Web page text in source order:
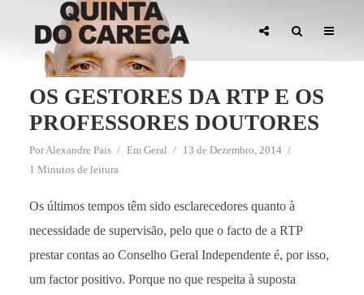
OS GESTORES DA RTP E OS
PROFESSORES DOUTORES
PorAlexandre Pais Em Geral
13 de Dezembro, 2014
1 Minutos de leitura
Os últimos tempos têm sido esclarecedores quanto à
necessidade de supervisão, pelo que o facto de a RTP
prestar contas ao Conselho Geral Independente é, por isso,
um factor positivo. Porque no que respeita à suposta